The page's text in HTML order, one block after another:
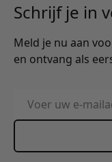
Schrijf je in
Meld je nu aan
en ontvang als
E-mailadres